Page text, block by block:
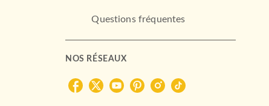
Questions fréquentes
NOS RÉSEAUX